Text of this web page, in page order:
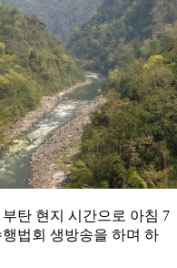
탄 현지 시간으로 아침 7
법회 생방송을 하며 하